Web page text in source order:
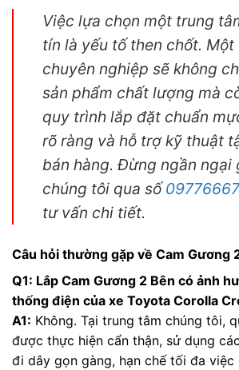
Việc lựa chọn một trung
tín là yếu tố then chốt.
chuyên nghiệp sẽ không
sản phẩm chất lượng mà
quy trình lắp đặt chuẩn
rõ ràng và hỗ trợ kỹ thuật
bán hàng. Đừng ngần ngại
chúng tôi qua số
tư vấn chi tiết.
Câu hỏi thường gặp về Cam Gương
Q1: Lắp Cam Gương 2 Bên có ảnh
thống điện của xe Toyota Corolla
A1: Không. Tại trung tâm chúng tôi,
được thực hiện cẩn thận, sử dụng
đi dây gọn gàng, hạn chế tối đa việc